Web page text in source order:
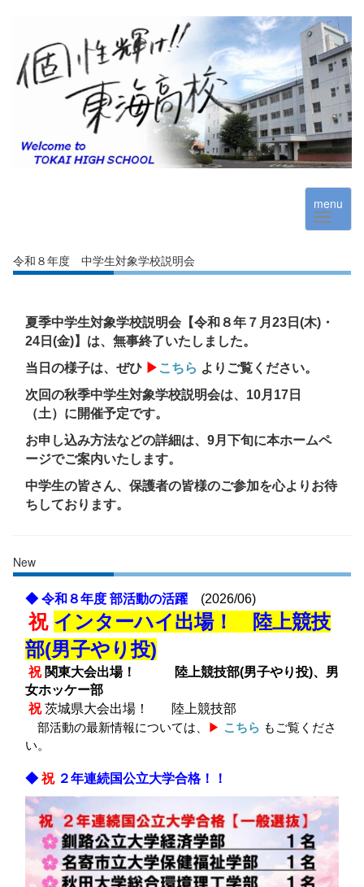
menu
令和８年度 中学生対象学校説明会
夏季中学生対象学校説明会【令和８年７月23日(木)・
24日(金)】は、無事終了いたしました。
当日の様子は、ぜひ ▶ こちら よりご覧ください。
次回の秋季中学生対象学校説明会は、10月17日
（土）に開催予定です。
お申し込み方法などの詳細は、9月下旬に本ホームペ
ージでご案内いたします。
中学生の皆さん、保護者の皆様のご参加を心よりお待
ちしております。
New
◆ 令和８年度 部活動の活躍 (2026/06)
祝 インターハイ出場！ 陸上競技
部(男子やり投)
祝 関東大会出場！
陸上競技部(男子やり投)、男
女ホッケー部
祝 茨城県大会出場！ 陸上競技部
部活動の最新情報については、 ▶ こちら もご覧くださ
い。
◆祝２年連続国公立大学合格！！